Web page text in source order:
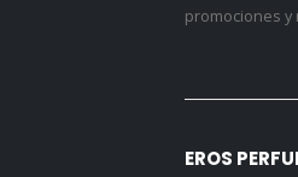
promociones y
EROS